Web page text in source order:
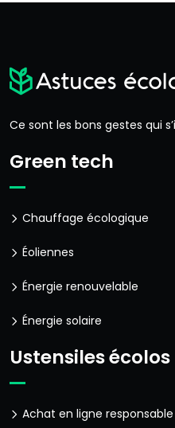
Ce sont les bons gestes qui
Green tech
Chauffage écologique
Éoliennes
Énergie renouvelable
Énergie solaire
Ustensiles écolos
Achat en ligne responsable